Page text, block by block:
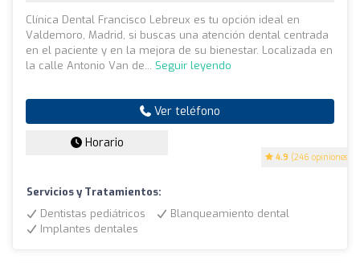
4.9 (246 opiniones)
Clínica Dental Francisco Lebreux es tu opción ideal en
Valdemoro, Madrid, si buscas una atención dental centrada
en el paciente y en la mejora de su bienestar. Localizada en
la calle Antonio Van de... Seguir leyendo
Ver teléfono
Horario
Servicios y Tratamientos:
Dentistas pediátricos
Blanqueamiento dental
Implantes dentales